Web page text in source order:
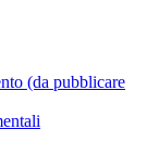
(da pubblicare